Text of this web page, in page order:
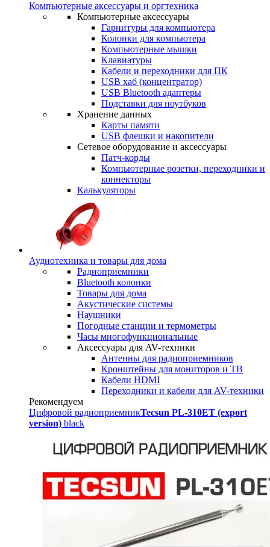
Компьютерные аксессуары и оргтехника
Компьютерные аксессуары
Гарнитуры для компьютера
Колонки для компьютера
Компьютерные мышки
Клавиатуры
Кабели и переходники для ПК
USB хаб (концентратор)
USB Bluetooth адаптеры
Подставки для ноутбуков
Хранение данных
Карты памяти
USB флешки и накопители
Сетевое оборудование и аксессуары
Патч-корды
Компьютерные розетки, переходники и
коннекторы
Калькуляторы
Аудиотехника и товары для дома
Радиоприемники
Bluetooth колонки
Товары для дома
Акустические системы
Наушники
Погодные станции и термометры
Часы многофункциональные
Аксессуары для AV-техники
Антенны для радиоприемников
Кронштейны для мониторов и ТВ
Кабели HDMI
Переходники и кабели для AV-техники
Рекомендуем
Цифровой радиоприемникTecsun PL-310ET (export
version) black